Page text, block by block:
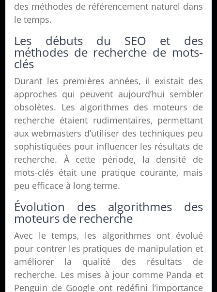
des méthodes de référencement naturel dans
le temps.
Les débuts du SEO et des
méthodes de recherche de mots-
clés
Durant les premières années, il existait des
approches qui peuvent aujourd’hui sembler
obsolètes. Les algorithmes des moteurs de
recherche étaient rudimentaires, permettant
aux webmasters d’utiliser des techniques peu
sophistiquées pour influencer les résultats de
recherche. À cette période, la densité de
mots-clés était une pratique courante, mais
peu efficace à long terme.
Évolution des algorithmes des
moteurs de recherche
Avec le temps, les algorithmes ont évolué
pour contrer les pratiques de manipulation et
améliorer la qualité des résultats de
recherche. Les mises à jour comme Panda et
Penguin de Google ont redéfini l’importance